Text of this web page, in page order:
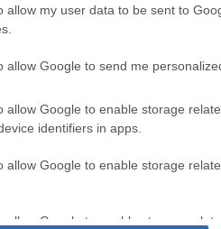
allow my user data to be sent to
allow Google to send me
allow Google to enable storage
identifiers in apps.
allow Google to enable storage
allow Google to enable storage
a gwahardd pan fydd
i ni:
yn dangos unrhyw gamau y
ganlyniad i sylwadau a wnaed
wneud sylwadau a hefyd i Brif
ôl cwblhau’r